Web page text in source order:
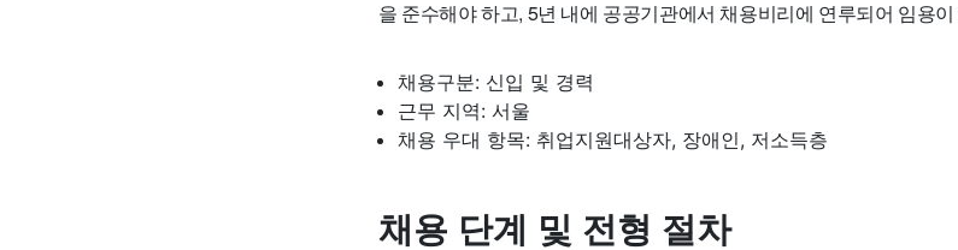
을 준수해야 하고, 5년 내에 공공기관에서 채용비리에 연루되어 임용
채용구분: 신입 및 경력
근무 지역: 서울
채용 우대 항목: 취업지원대상자, 장애인, 저소득층
채용 단계 및 전형 절차